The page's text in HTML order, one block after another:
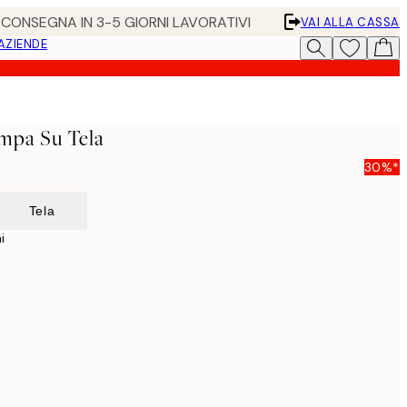
IN 3-5 GIORNI LAVORATIVI
VAI ALLA CASSA
Su Tela
30%*
Tela